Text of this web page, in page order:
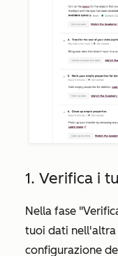
1. Verifica i
Nella fase
tuoi dati nell'altra
configurazione